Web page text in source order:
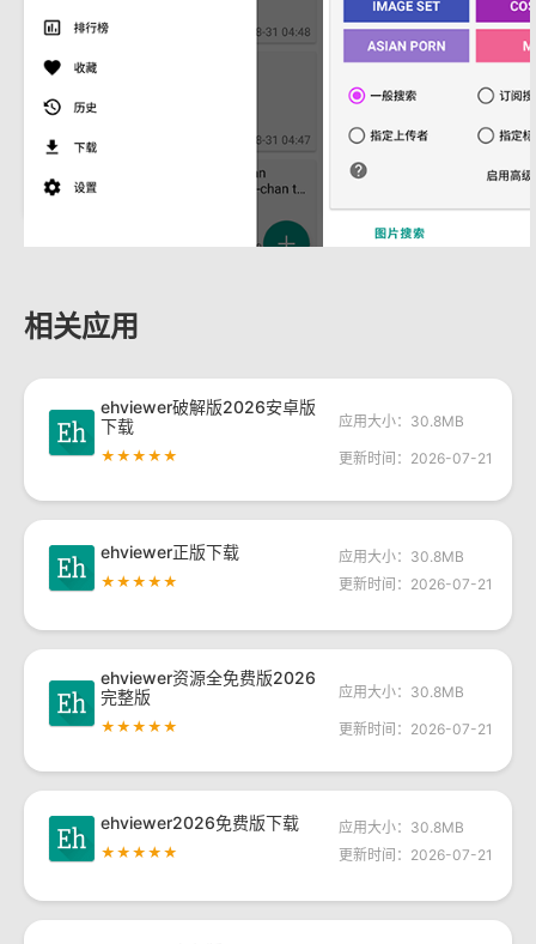
相关应用
ehviewer破解版2026安卓版
下载
★★★★★
应用大小：30.8MB
更新时间：2026-07-21
ehviewer正版下载
★★★★★
应用大小：30.8MB
更新时间：2026-07-21
ehviewer资源全免费版2026
完整版
★★★★★
应用大小：30.8MB
更新时间：2026-07-21
ehviewer2026免费版下载
★★★★★
应用大小：30.8MB
更新时间：2026-07-21